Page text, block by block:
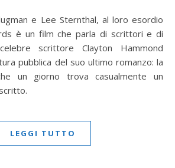
è un film che parla di scrittori e di
scrittore Clayton Hammond
pubblica del suo ultimo romanzo: la
un giorno trova casualmente un
LEGGI TUTTO